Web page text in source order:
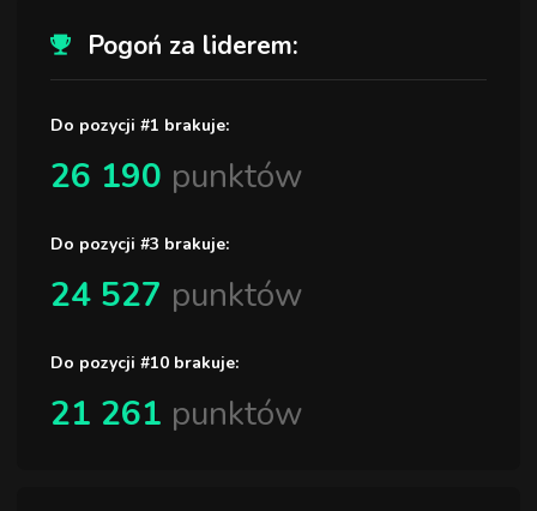
Pogoń za liderem:
Do pozycji #1 brakuje:
26 190 punktów
Do pozycji #3 brakuje:
24 527 punktów
Do pozycji #10 brakuje:
21 261 punktów